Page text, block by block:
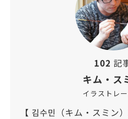
102 記
キム・ス
イラストレ
【 김수민（キム・スミン）